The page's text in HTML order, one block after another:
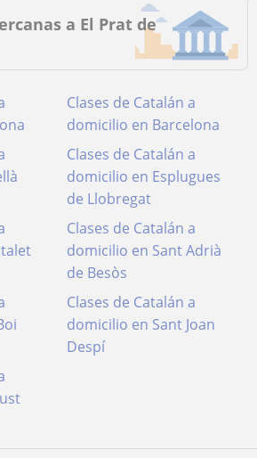
a El Prat de
Clases de Catalán a
domicilio en Barcelona
Clases de Catalán a
domicilio en Esplugues
de Llobregat
Clases de Catalán a
domicilio en Sant Adrià
de Besòs
Clases de Catalán a
domicilio en Sant Joan
Despí